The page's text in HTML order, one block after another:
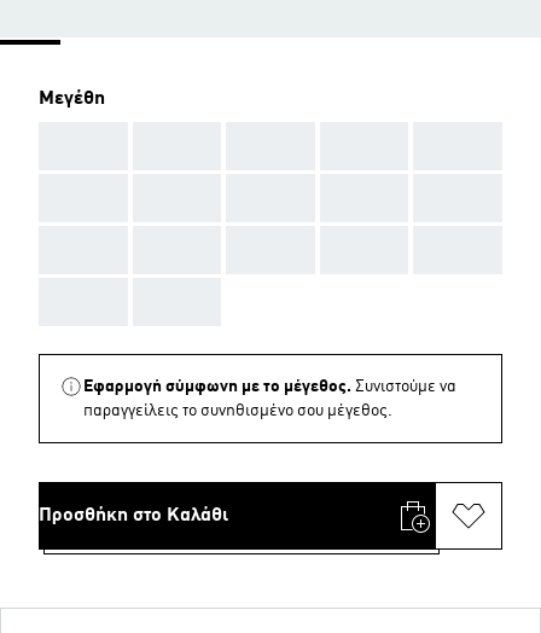
Μεγέθη
Εφαρμογή σύμφωνη με το μέγεθος. Συνιστούμε να
παραγγείλεις το συνηθισμένο σου μέγεθος.
Προσθήκη στο Καλάθι